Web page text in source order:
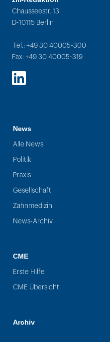
Chausseestr. 13
D-10115 Berlin
Tel.: +49 30 40005-300
Fax: +49 30 40005-319
LinkedIn
News
Alle News
Politik
Praxis
Gesellschaft
Zahnmedizin
News-Archiv
CME
Erste Hilfe
CME Übersicht
Archiv